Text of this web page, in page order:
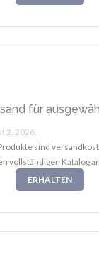
für
2, 2026.
sind
vollständigen Katalog
ERHALTEN